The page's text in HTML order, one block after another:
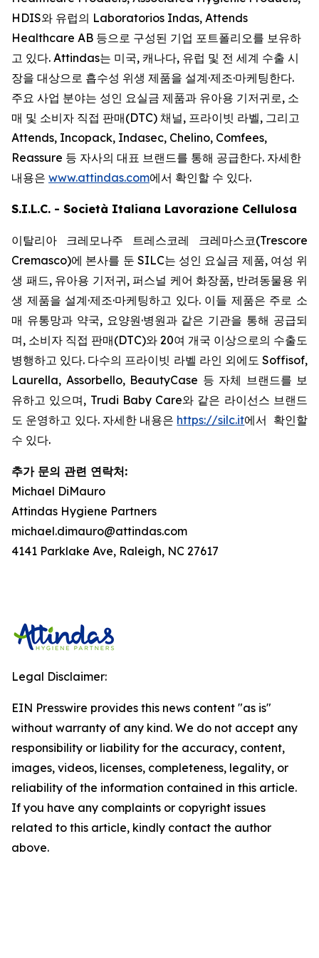
HDIS와 유럽의 Laboratorios Indas, Attends
Healthcare AB 등으로 구성된 기업 포트폴리오를 보유하
고 있다. Attindas는 미국, 캐나다, 유럽 및 전 세계 수출 시
장을 대상으로 흡수성 위생 제품을 설계·제조·마케팅한다.
주요 사업 분야는 성인 요실금 제품과 유아용 기저귀로, 소
매 및 소비자 직접 판매(DTC) 채널, 프라이빗 라벨, 그리고
Attends, Incopack, Indasec, Chelino, Comfees,
Reassure 등 자사의 대표 브랜드를 통해 공급한다. 자세한
내용은 www.attindas.com에서 확인할 수 있다.
S.I.L.C. - Società Italiana Lavorazione Cellulosa
이탈리아 크레모나주 트레스코레 크레마스코(Trescore
Cremasco)에 본사를 둔 SILC는 성인 요실금 제품, 여성 위
생 패드, 유아용 기저귀, 퍼스널 케어 화장품, 반려동물용 위
생 제품을 설계·제조·마케팅하고 있다. 이들 제품은 주로 소
매 유통망과 약국, 요양원·병원과 같은 기관을 통해 공급되
며, 소비자 직접 판매(DTC)와 20여 개국 이상으로의 수출도
병행하고 있다. 다수의 프라이빗 라벨 라인 외에도 Soffisof,
Laurella, Assorbello, BeautyCase 등 자체 브랜드를 보
유하고 있으며, Trudi Baby Care와 같은 라이선스 브랜드
도 운영하고 있다. 자세한 내용은 https://silc.it에서 확인할
수 있다.
추가 문의 관련 연락처:
Michael DiMauro
Attindas Hygiene Partners
michael.dimauro@attindas.com
4141 Parklake Ave, Raleigh, NC 27617
Legal Disclaimer:
EIN Presswire provides this news content "as is"
without warranty of any kind. We do not accept any
responsibility or liability for the accuracy, content,
images, videos, licenses, completeness, legality, or
reliability of the information contained in this article.
If you have any complaints or copyright issues
related to this article, kindly contact the author
above.